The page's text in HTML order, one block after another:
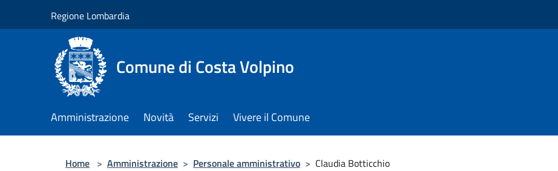
Regione Lombardia
Comune di Costa Volpino
Amministrazione Novità Servizi Vivere il Comune
Home > Amministrazione > Personale amministrativo > Claudia Botticchio